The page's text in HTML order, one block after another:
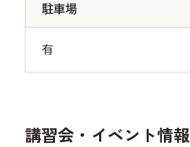
駐車場
有
講習会・イベント情報